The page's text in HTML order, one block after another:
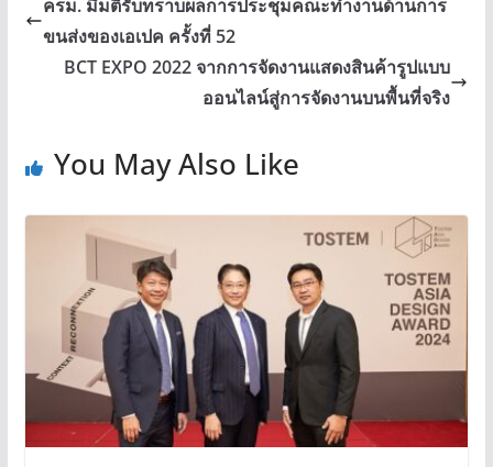
ครม. มีมติรับทราบผลการประชุมคณะทำงานด้านการ
ขนส่งของเอเปค ครั้งที่ 52
BCT EXPO 2022 จากการจัดงานแสดงสินค้ารูปแบบ
ออนไลน์สู่การจัดงานบนพื้นที่จริง
You May Also Like